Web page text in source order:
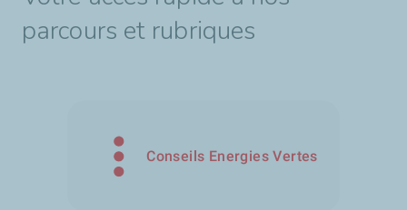
parcours et rubriques
Conseils Energies Vertes